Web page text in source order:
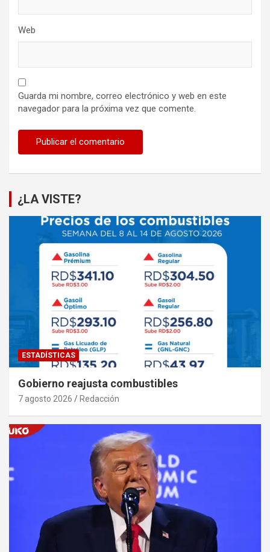
Web
Guarda mi nombre, correo electrónico y web en este
navegador para la próxima vez que comente.
¿LA VISTE?
ESTADÍSTICAS
Gobierno reajusta combustibles
7 agosto 2026 Redacción